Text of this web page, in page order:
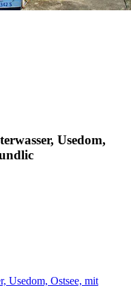
Usedom,
Usedom, Ostsee, mit